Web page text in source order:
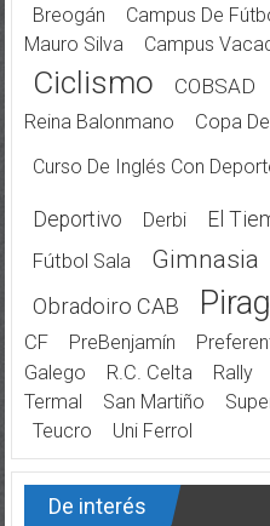
Breogán
Campus De
Mauro Silva
Campus
Ciclismo COBSAD
Reina Balonmano
Copa
Curso De Inglés Con
Deportivo Derbi El
Fútbol Sala Gimnasia
Obradoiro CAB
CF
PreBenjamín
Galego
R.C. Celta Rally
Termal
San Martiño
Teucro
Uni Ferrol
De interés